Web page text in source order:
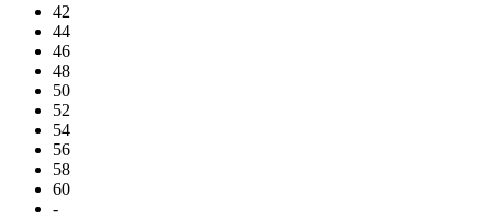
42
44
46
48
50
52
54
56
58
60
-